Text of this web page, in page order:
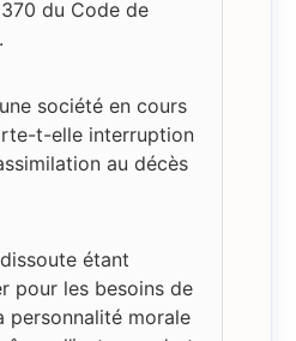
du Code de
société en cours
t-elle interruption
au décès
étant
pour les besoins de
personnalité morale